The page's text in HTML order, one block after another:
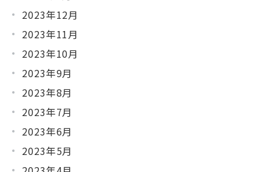
2023年12月
2023年11月
2023年10月
2023年9月
2023年8月
2023年7月
2023年6月
2023年5月